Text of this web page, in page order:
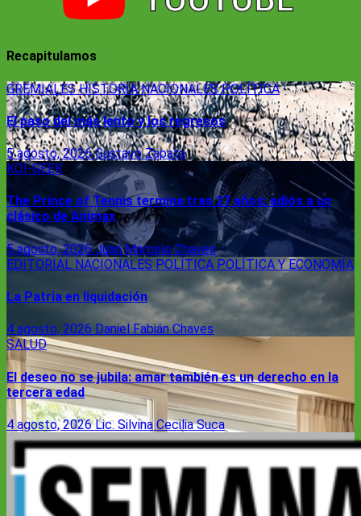
Recapitulamos
GREMIALESHISTORIANACIONALESPOLÍTICA
El paso del más lento y los regresos
5 agosto, 2026Gustavo Zapata
KOI-GEEK
The Prince of Tennis termina tras 27 años: adiós a un
clásico de Animax
5 agosto, 2026Juan Marcelo Chaves
EDITORIAL NACIONALES POLÍTICA POLÍTICA Y ECONOMÍA
La Patria en liquidación
4 agosto, 2026 Daniel Fabián Chaves
SALUD
El deseo no se jubila: amar también es un derecho en la
tercera edad
4 agosto, 2026Lic. Silvina Cecilia Suca